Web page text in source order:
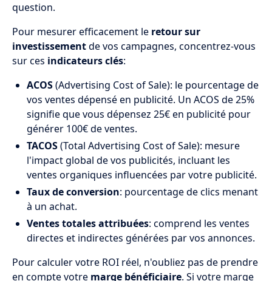
question.
Pour mesurer efficacement le retour sur
investissementde vos campagnes, concentrez-vous
sur ces indicateurs clés:
ACOS(Advertising Cost of Sale): le pourcentage de
vos ventes dépensé en publicité. Un ACOS de 25%
signifie que vous dépensez 25€ en publicité pour
générer 100€ de ventes.
TACOS(Total Advertising Cost of Sale): mesure
l'impact global de vos publicités, incluant les
ventes organiques influencées par votre publicité.
Taux de conversion: pourcentage de clics menant
à un achat.
Ventes totales attribuées: comprend les ventes
directes et indirectes générées par vos annonces.
Pour calculer votre ROI réel, n'oubliez pas de prendre
en compte votre marge bénéficiaire. Si votre marge